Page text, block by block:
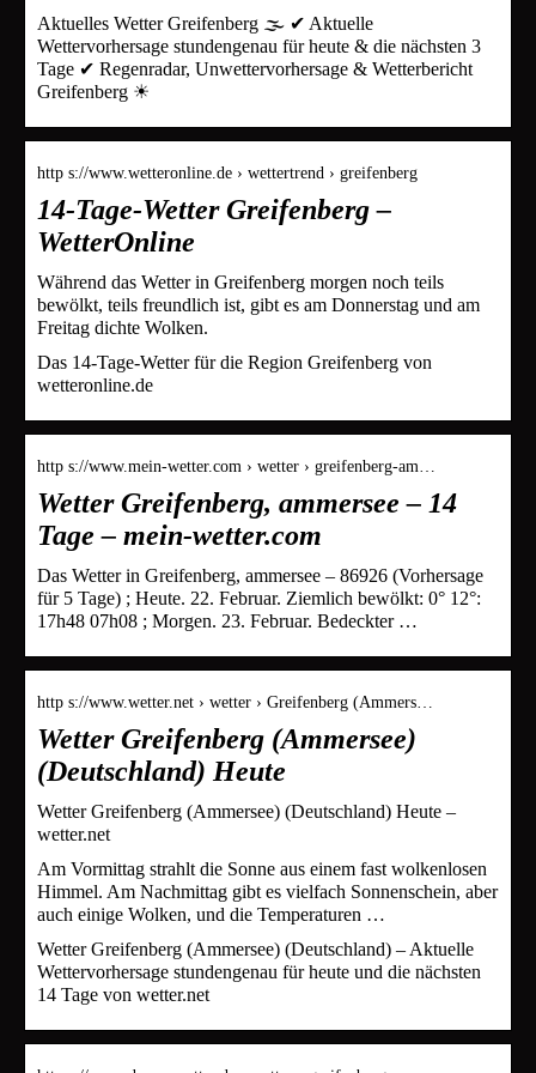
Aktuelles Wetter Greifenberg 🌫️ ✔ Aktuelle
Wettervorhersage stundengenau für heute & die nächsten 3
Tage ✔ Regenradar, Unwettervorhersage & Wetterbericht
Greifenberg ☀
http s://www.wetteronline.de › wettertrend › greifenberg
14-Tage-Wetter Greifenberg –
WetterOnline
Während das Wetter in Greifenberg morgen noch teils
bewölkt, teils freundlich ist, gibt es am Donnerstag und am
Freitag dichte Wolken.
Das 14-Tage-Wetter für die Region Greifenberg von
wetteronline.de
http s://www.mein-wetter.com › wetter › greifenberg-am…
Wetter Greifenberg, ammersee – 14
Tage – mein-wetter.com
Das Wetter in Greifenberg, ammersee – 86926 (Vorhersage
für 5 Tage) ; Heute. 22. Februar. Ziemlich bewölkt: 0° 12°:
17h48 07h08 ; Morgen. 23. Februar. Bedeckter …
http s://www.wetter.net › wetter › Greifenberg (Ammers…
Wetter Greifenberg (Ammersee)
(Deutschland) Heute
Wetter Greifenberg (Ammersee) (Deutschland) Heute –
wetter.net
Am Vormittag strahlt die Sonne aus einem fast wolkenlosen
Himmel. Am Nachmittag gibt es vielfach Sonnenschein, aber
auch einige Wolken, und die Temperaturen …
Wetter Greifenberg (Ammersee) (Deutschland) – Aktuelle
Wettervorhersage stundengenau für heute und die nächsten
14 Tage von wetter.net